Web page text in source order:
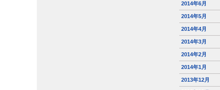
2014年6月
2014年5月
2014年4月
2014年3月
2014年2月
2014年1月
2013年12月